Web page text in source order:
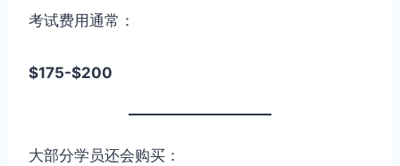
考试费用通常：
$175-$200
大部分学员还会购买：